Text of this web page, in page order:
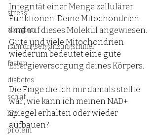
stress
allergien
nahrungsergänzungsmittel
fasten
diabetes
schlaf
hrv
protein
Integrität einer Menge zellulärer
Funktionen. Deine Mitochondrien
sind auf dieses Molekül angewiesen.
Gute und viele Mitochondrien
wiederum bedeutet eine gute
Energieversorgung deines Körpers.
Die Frage die ich mir damals stellte
war, wie kann ich meinen NAD+
Spiegel erhalten oder wieder
aufbauen?